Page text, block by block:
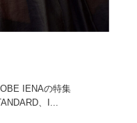
IENAの特集
、I...